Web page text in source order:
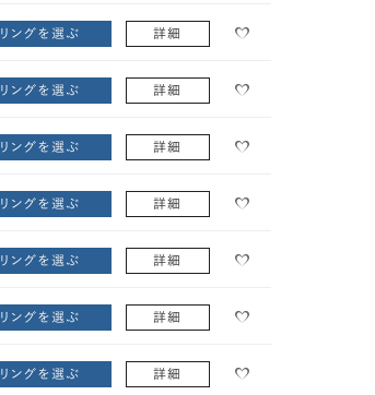
リングを選ぶ 詳細
リングを選ぶ 詳細
リングを選ぶ 詳細
リングを選ぶ 詳細
リングを選ぶ 詳細
リングを選ぶ 詳細
リングを選ぶ 詳細